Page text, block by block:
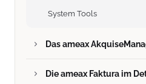
System Tools
Das ameax
Die ameax Faktura im